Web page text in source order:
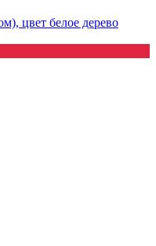
цвет белое дерево